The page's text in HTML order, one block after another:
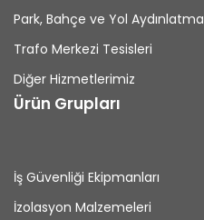
Park, Bahçe ve Yol Aydınlatma
Trafo Merkezi Tesisleri
Diğer Hizmetlerimiz
Ürün Grupları
İş Güvenliği Ekipmanları
İzolasyon Malzemeleri